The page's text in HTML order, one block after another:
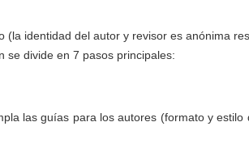
identidad del autor y revisor es anónima
se divide en 7 pasos principales:
las guías para los autores (formato y